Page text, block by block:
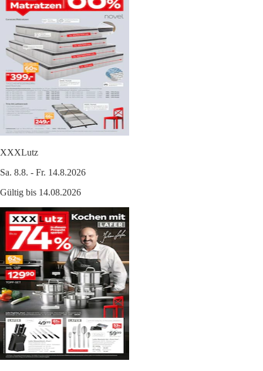
XXXLutz
Sa. 8.8. - Fr. 14.8.2026
Gültig bis 14.08.2026